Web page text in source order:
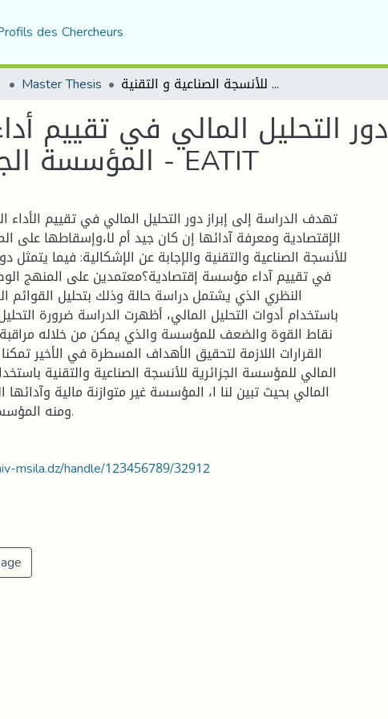
des Chercheurs
Master Thesis دور التحليل المالي في تقييم أداء مؤسسة اقتصادية دراسة حالة - المؤسسة الجزائرية للأنسجة الصناعية و التقنية - EATIT
دور التحليل المالي في تقييم
المؤسسة الجزائرية للأنسجة الصناعية و التقنية - EATIT
تهدف الدراسة إلى إبراز دور التحليل المالي في تقييم
الإقتصادية ومعرفة آدائها إن كان جيد أم لا،وإسقاطها على
للأنسجة الصناعية والتقنية والإجابة عن الإشكالية: فيما يتمثل
في تقييم آداء مؤسسة إقتصادية؟معتمدين على المنهج
النظري الذي يشتمل دراسة حالة وذلك بتحليل القوائم
باستخدام أدوات التحليل المالي، أظهرت الدراسة ضرورة
نقاط القوة والضعف للمؤسسة والذي يمكن من خلاله
القرارات اللازمة لتحقيق الأهداف المسطرة في الأخير
المالي للمؤسسة الجزائرية للأنسجة الصناعية والتقنية
المالي بحيث تبين لنا ا، المؤسسة غير متوازنة مالية
ومنه المؤسسة في حالة عجز.
msila.dz/handle/123456789/32912